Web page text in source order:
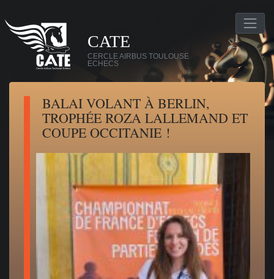
CATE
CERCLE AIRBUS TOULOUSE
ECHECS
BALAI VOLANT À BERLIN,
TROPHÉE ROZA LALLEMAND ET
COUPE OCCITANIE !